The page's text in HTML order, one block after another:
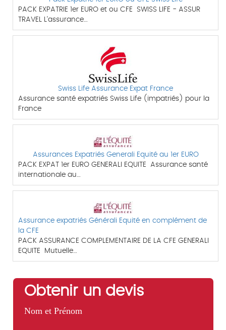
PACK EXPATRIE 1er EURO et ou CFE SWISS LIFE - ASSUR
TRAVEL L'assurance…
Swiss Life Assurance Expat France
Assurance santé expatriés Swiss Life (impatriés) pour la
France
Assurances Expatriés Generali Equité au 1er EURO
PACK EXPAT 1er EURO GENERALI EQUITE Assurance santé
internationale au…
Assurance expatriés Générali Equité en complément de
la CFE
PACK ASSURANCE COMPLEMENTAIRE DE LA CFE GENERALI
EQUITE Mutuelle…
Obtenir un devis
Nom et Prénom